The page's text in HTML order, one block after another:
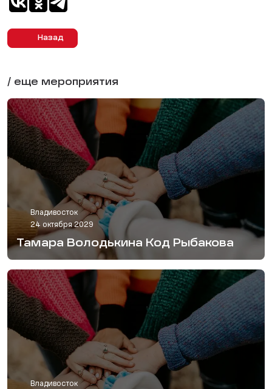
Назад
/ еще мероприятия
Владивосток
24 октября 2029
Тамара Володькина Код Рыбакова
Владивосток